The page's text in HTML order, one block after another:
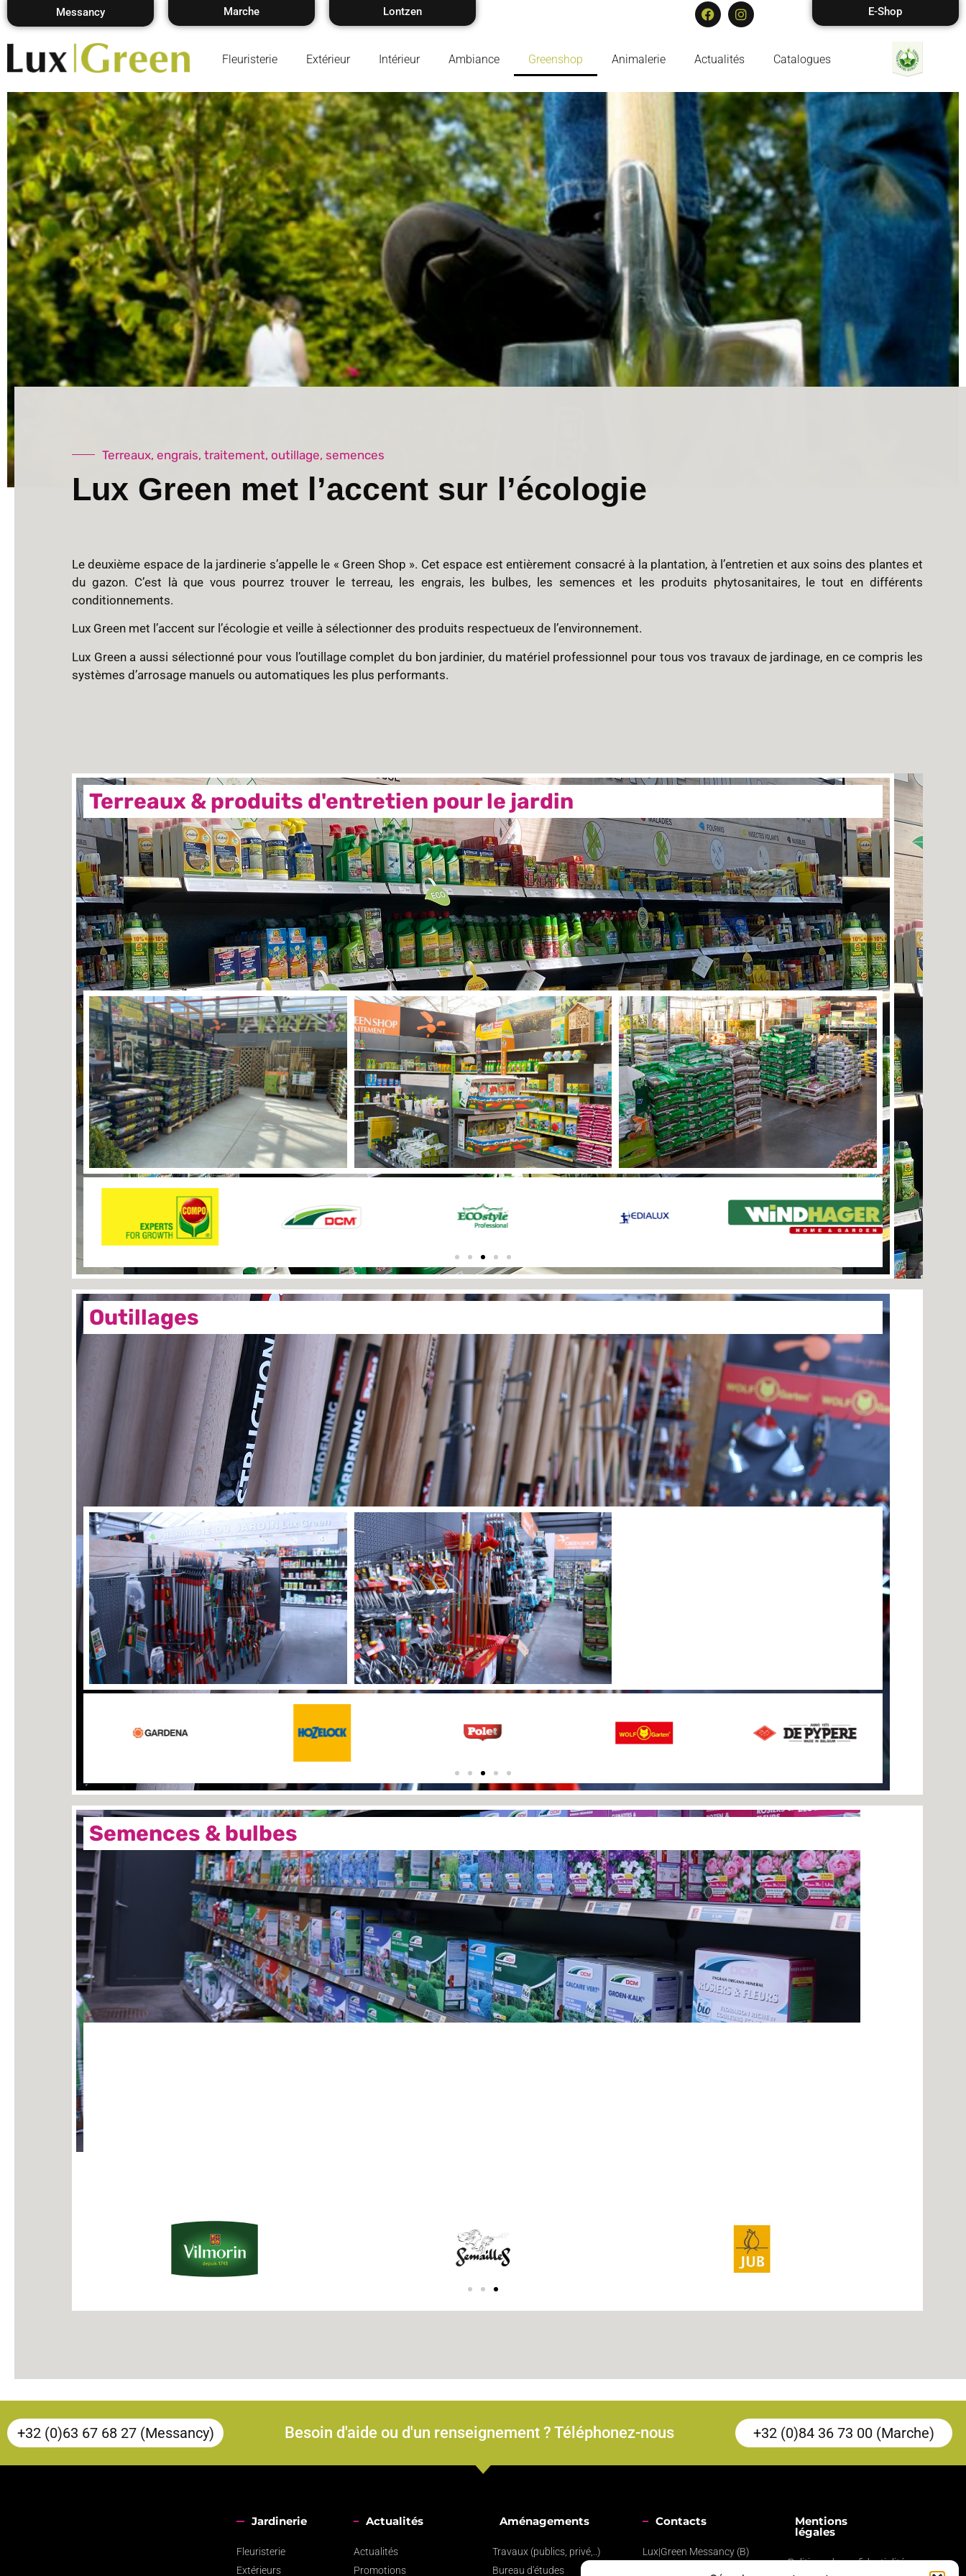
Messancy Marche Lontzen E-Shop
Fleuristerie Extérieur Intérieur Ambiance Greenshop Animalerie Actualités Catalogues
Terreaux, engrais, traitement, outillage, semences
Lux Green met l’accent sur l’écologie
Le deuxième espace de la jardinerie s’appelle le « Green Shop ». Cet espace est entièrement consacré à la plantation, à l’entretien et aux soins des plantes et
du gazon. C’est là que vous pourrez trouver le terreau, les engrais, les bulbes, les semences et les produits phytosanitaires, le tout en différents
conditionnements.
Lux Green met l’accent sur l’écologie et veille à sélectionner des produits respectueux de l’environnement.
Lux Green a aussi sélectionné pour vous l’outillage complet du bon jardinier, du matériel professionnel pour tous vos travaux de jardinage, en ce compris les
systèmes d’arrosage manuels ou automatiques les plus performants.
Terreaux & produits d'entretien pour le jardin
Outillages
Semences & bulbes
+32 (0)63 67 68 27 (Messancy) Besoin d'aide ou d'un renseignement ? Téléphonez-nous +32 (0)84 36 73 00 (Marche)
Jardinerie
Fleuristerie
Extérieurs
Actualités
Actualités
Promotions
Aménagements
Travaux (publics, privé,..)
Bureau d'études
Contacts
Lux|Green Messancy (B)
Mentions
légales
Politique de confidentialité